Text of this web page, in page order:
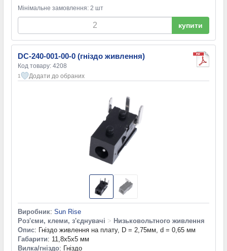
Мінімальне замовлення: 2 шт
купити
DC-240-001-00-0 (гніздо живлення)
Код товару: 4208
1 Додати до обраних
Виробник: Sun Rise
Роз'єми, клеми, з'єднувачі > Низьковольтного живлення
Опис: Гніздо живлення на плату, D = 2,75мм, d = 0,65 мм
Габарити: 11,8x5x5 мм
Вилка/гніздо: Гніздо